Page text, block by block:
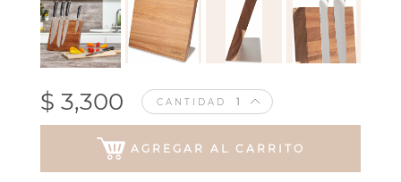
$ 3,300 CANTIDAD
AGREGAR AL CARRITO